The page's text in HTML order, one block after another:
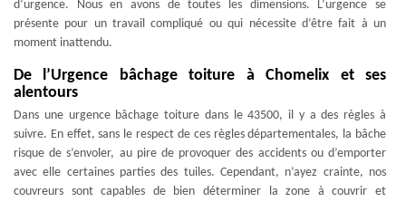
d’urgence. Nous en avons de toutes les dimensions. L’urgence se
présente pour un travail compliqué ou qui nécessite d’être fait à un
moment inattendu.
De l’Urgence bâchage toiture à Chomelix et ses
alentours
Dans une urgence bâchage toiture dans le 43500, il y a des règles à
suivre. En effet, sans le respect de ces règles départementales, la bâche
risque de s’envoler, au pire de provoquer des accidents ou d’emporter
avec elle certaines parties des tuiles. Cependant, n’ayez crainte, nos
couvreurs sont capables de bien déterminer la zone à couvrir et